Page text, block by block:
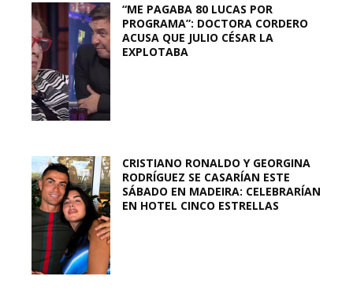
“ME PAGABA 80 LUCAS POR
PROGRAMA”: DOCTORA CORDERO
ACUSA QUE JULIO CÉSAR LA
EXPLOTABA
CRISTIANO RONALDO Y GEORGINA
RODRÍGUEZ SE CASARÍAN ESTE
SÁBADO EN MADEIRA: CELEBRARÍAN
EN HOTEL CINCO ESTRELLAS